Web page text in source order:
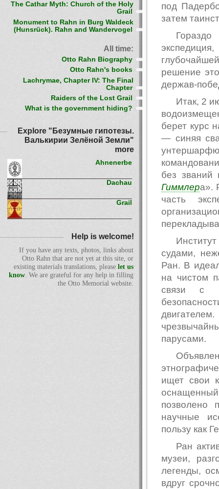
под
затем
Гораздо
решение
держав-
Итак, 2
берет курс
— синяя
без званий
Гиммлера».
часть
судами,
Ран. В
на чистом
связи с
парусами.
ищет свои
позволено
научные
пользу как
Ран
музеи,
легенды,
вдруг
The Cathar Myth: Church of the Holy
Grail
Monument to Rahn in Burg Waldeck
(Hunsrück). Rahn and Wandervogel
All time:
Otto Rahn Biography
Otto Rahn's books
Lachrymae, Chapter IV: The Final
Chapter
Raiders of the Lost Grail
What is the government hiding?
Explore "Безумные гипотезы.
Валькирии Зелёной Земли"
more
Ahnenerbe
Dachau
Grail
Help is welcome!
If you have any texts, photos, links about
Otto Rahn that are not yet at this site, or
existing materials translations, pleaselet us
know. We are grateful for any help in filling
the Otto Memorial website.